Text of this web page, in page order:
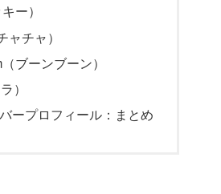
ー）
チャ）
ブーンブーン）
）
ープロフィール：まとめ